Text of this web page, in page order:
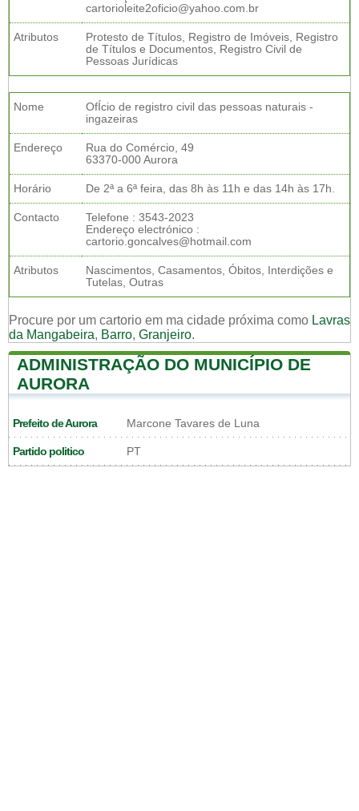
cartorioleite2oficio@yahoo.com.br
Atributos
Protesto de Títulos, Registro de Imóveis, Registro
de Títulos e Documentos, Registro Civil de
Pessoas Jurídicas
Nome
OfÍcio de registro civil das pessoas naturais -
ingazeiras
Endereço
Rua do Comércio, 49
63370-000 Aurora
Horário De 2ª a 6ª feira, das 8h às 11h e das 14h às 17h.
Contacto
Telefone : 3543-2023
Endereço electrónico :
cartorio.goncalves@hotmail.com
Atributos
Nascimentos, Casamentos, Óbitos, Interdições e
Tutelas, Outras
Procure por um cartorio em ma cidade próxima como Lavras
da Mangabeira, Barro, Granjeiro.
ADMINISTRAÇÃO DO MUNICÍPIO DE
AURORA
Prefeito de Aurora Marcone Tavares de Luna
Partido politico PT